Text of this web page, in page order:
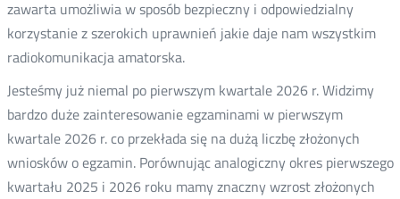
zawarta umożliwia w sposób bezpieczny i odpowiedzialny
korzystanie z szerokich uprawnień jakie daje nam wszystkim
radiokomunikacja amatorska.
Jesteśmy już niemal po pierwszym kwartale 2026 r. Widzimy
bardzo duże zainteresowanie egzaminami w pierwszym
kwartale 2026 r. co przekłada się na dużą liczbę złożonych
wniosków o egzamin. Porównując analogiczny okres pierwszego
kwartału 2025 i 2026 roku mamy znaczny wzrost złożonych